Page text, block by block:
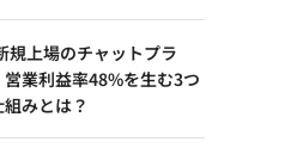
規上場のチャットプラ
営業利益率48%を生む3つ
組みとは？